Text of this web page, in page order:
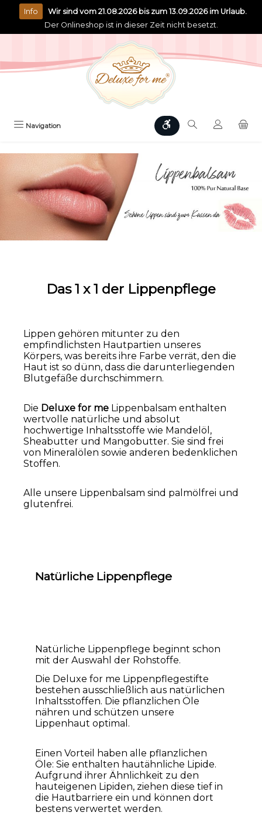
springen
Info
Wir sind vom 21.08.2026 bis zum 13.09.2026 im Urlaub.
Der Onlineshop ist in dieser Zeit nicht besetzt.
Navigation Werkzeugleiste anzeigen
Das 1 x 1 der Lippenpflege
Lippen gehören mitunter zu den
empfindlichsten Hautpartien unseres
Körpers, was bereits ihre Farbe verrät, den die
Haut ist so dünn, dass die darunterliegenden
Blutgefäße durchschimmern.
Die Deluxe for me Lippenbalsam enthalten
wertvolle natürliche und absolut
hochwertige Inhaltsstoffe wie Mandelöl,
Sheabutter und Mangobutter. Sie sind frei
von Mineralölen sowie anderen bedenklichen
Stoffen.
Alle unsere Lippenbalsam sind palmölfrei und
glutenfrei.
Natürliche Lippenpflege
Natürliche Lippenpflege beginnt schon
mit der Auswahl der Rohstoffe.
Die Deluxe for me Lippenpflegestifte
bestehen ausschließlich aus natürlichen
Inhaltsstoffen. Die pflanzlichen Öle
nähren und schützen unsere
Lippenhaut optimal.
Einen Vorteil haben alle pflanzlichen
Öle: Sie enthalten hautähnliche Lipide.
Aufgrund ihrer Ähnlichkeit zu den
hauteigenen Lipiden, ziehen diese tief in
die Hautbarriere ein und können dort
bestens verwertet werden.